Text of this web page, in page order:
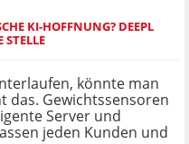
KI-HOFFNUNG? DEEPL
STELLE
könnte man
das. Gewichtssensoren
Server und
jeden Kunden und